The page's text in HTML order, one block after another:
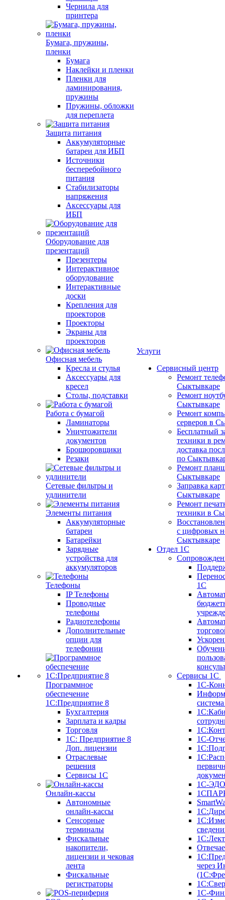
Чернила для
принтера
Бумага, пружины,
пленки
Бумага
Наклейки и пленки
Пленки для
ламинирования,
пружины
Пружины, обложки
для переплета
Защита питания
Аккумуляторные
батареи для ИБП
Источники
бесперебойного
питания
Стабилизаторы
напряжения
Аксессуары для
ИБП
Оборудование для
презентаций
Презентеры
Интерактивное
оборудование
Интерактивные
доски
Крепления для
проекторов
Проекторы
Экраны для
проекторов
Офисная мебель
Кресла и стулья
Аксессуары для
кресел
Столы, подставки
Работа с бумагой
Ламинаторы
Уничтожители
документов
Брошюровщики
Резаки
Сетевые фильтры и
удлинители
Элементы питания
Аккумуляторные
батареи
Батарейки
Зарядные
устройства для
аккумуляторов
Телефоны
IP Телефоны
Проводные
телефоны
Радиотелефоны
Дополнительные
опции для
телефонии
Программное
обеспечение
1С:Предприятие 8
Бухгалтерия
Зарплата и кадры
Торговля
1C: Предприятие 8
Доп. лицензии
Отраслевые
решения
Сервисы 1С
Онлайн-кассы
Автономные
онлайн-кассы
Сенсорные
терминалы
Фискальные
накопители,
лицензии и чековая
лента
Фискальные
регистраторы
Услуги
Сервисный центр
Ремонт
Сыктывкаре
Ремонт
Сыктывкаре
Ремонт
серверов в
Бесплатный
техники в
доставка
по
Ремонт
Сыктывкаре
Заправка
Сыктывкаре
Ремонт
техники в
с цифровых
Сыктывкаре
Отдел 1С
1С
Сервисы 1С
1С-
1С-
1С-ЭДО
через
1С-